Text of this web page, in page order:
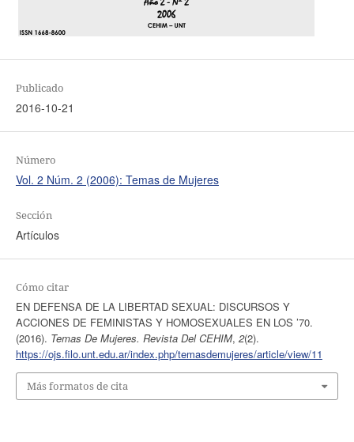
Publicado
2016-10-21
Número
Vol. 2 Núm. 2 (2006): Temas de Mujeres
Sección
Artículos
Cómo citar
EN DEFENSA DE LA LIBERTAD SEXUAL: DISCURSOS Y
ACCIONES DE FEMINISTAS Y HOMOSEXUALES EN LOS ’70.
(2016). Temas De Mujeres. Revista Del CEHIM, 2(2).
https://ojs.filo.unt.edu.ar/index.php/temasdemujeres/article/view/11
Más formatos de cita